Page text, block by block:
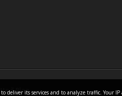
il Blog
to deliver its services and to analyze traffic. Your